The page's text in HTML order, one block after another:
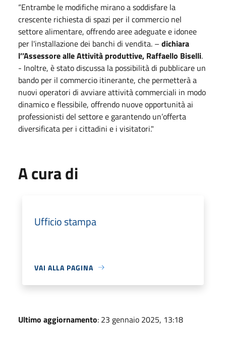
“Entrambe le modifiche mirano a soddisfare la
crescente richiesta di spazi per il commercio nel
settore alimentare, offrendo aree adeguate e idonee
per l'installazione dei banchi di vendita. – dichiara
l’’Assessore alle Attività produttive, Raffaello Biselli.
- Inoltre, è stato discussa la possibilità di pubblicare un
bando per il commercio itinerante, che permetterà a
nuovi operatori di avviare attività commerciali in modo
dinamico e flessibile, offrendo nuove opportunità ai
professionisti del settore e garantendo un’offerta
diversificata per i cittadini e i visitatori."
A cura di
Ufficio stampa
VAI ALLA PAGINA
Ultimo aggiornamento: 23 gennaio 2025, 13:18